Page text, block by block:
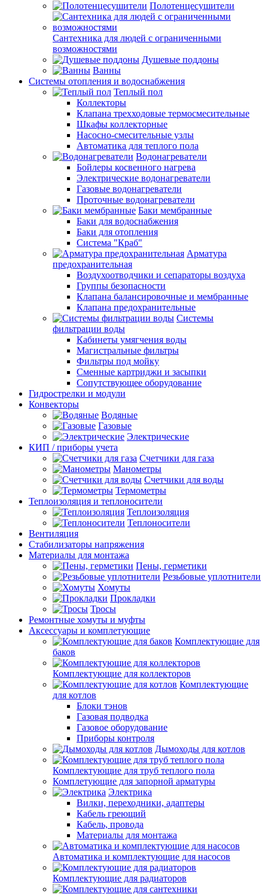
Полотенцесушители
Сантехника для людей с ограниченными
возможностями
Душевые поддоны
Ванны
Системы отопления и водоснабжения
Теплый пол
Коллекторы
Клапана трехходовые термосмесительные
Шкафы коллекторные
Насосно-смесительные узлы
Автоматика для теплого пола
Водонагреватели
Бойлеры косвенного нагрева
Электрические водонагреватели
Газовые водонагреватели
Проточные водонагреватели
Баки мембранные
Баки для водоснабжения
Баки для отопления
Система "Краб"
Арматура
предохранительная
Воздухоотводчики и сепараторы воздуха
Группы безопасности
Клапана балансировочные и мембранные
Клапана предохранительные
Системы
фильтрации воды
Кабинеты умягчения воды
Магистральные фильтры
Фильтры под мойку
Сменные картриджи и засыпки
Сопутствующее оборудование
Гидрострелки и модули
Конвекторы
Водяные
Газовые
Электрические
КИП / приборы учета
Счетчики для газа
Манометры
Счетчики для воды
Термометры
Теплоизоляция и теплоносители
Теплоизоляция
Теплоносители
Вентиляция
Стабилизаторы напряжения
Материалы для монтажа
Пены, герметики
Резьбовые уплотнители
Хомуты
Прокладки
Тросы
Ремонтные хомуты и муфты
Аксессуары и комплетующие
Комплектующие для
баков
Комплектующие для коллекторов
Комплектующие
для котлов
Блоки тэнов
Газовая подводка
Газовое оборудование
Приборы контроля
Дымоходы для котлов
Комплектующие для труб теплого пола
Комплетующие для запорной арматуры
Электрика
Вилки, переходники, адаптеры
Кабель греющий
Кабель, провода
Материалы для монтажа
Автоматика и комплектующие для насосов
Комплектующие для радиаторов